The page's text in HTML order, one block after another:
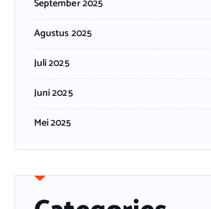
September 2025
Agustus 2025
Juli 2025
Juni 2025
Mei 2025